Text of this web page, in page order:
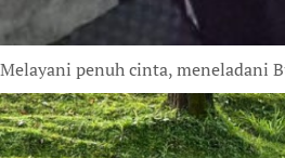
Melayani penuh cinta, meneladani